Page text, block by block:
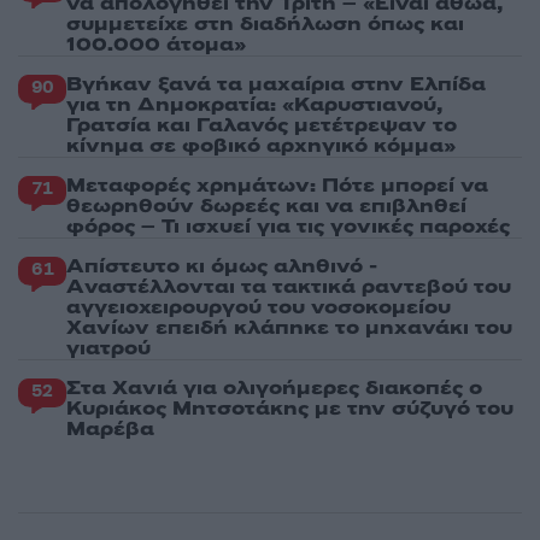
συμμετείχε στη διαδήλωση όπως και
100.000 άτομα»
90 Βγήκαν ξανά τα μαχαίρια στην Ελπίδα
για τη Δημοκρατία: «Καρυστιανού,
Γρατσία και Γαλανός μετέτρεψαν το
κίνημα σε φοβικό αρχηγικό κόμμα»
71 Μεταφορές χρημάτων: Πότε μπορεί να
θεωρηθούν δωρεές και να επιβληθεί
φόρος – Τι ισχυεί για τις γονικές παροχές
61 Απίστευτο κι όμως αληθινό -
Aναστέλλονται τα τακτικά ραντεβού του
αγγειοχειρουργού του νοσοκομείου
Χανίων επειδή κλάπηκε το μηχανάκι του
γιατρού
52 Στα Χανιά για ολιγοήμερες διακοπές ο
Κυριάκος Μητσοτάκης με την σύζυγό του
Μαρέβα